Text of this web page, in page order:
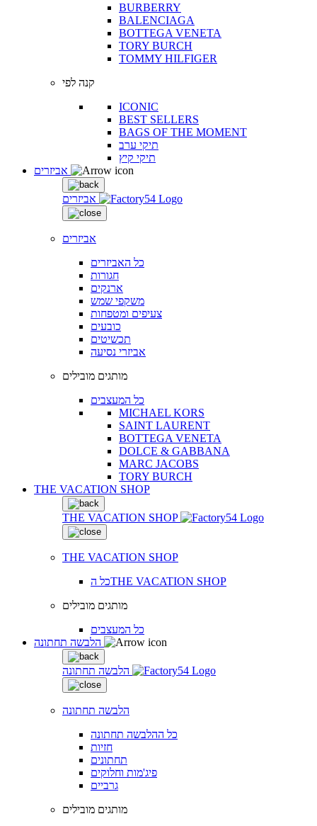
BURBERRY
BALENCIAGA
BOTTEGA VENETA
TORY BURCH
TOMMY HILFIGER
קנה לפי
ICONIC
BEST SELLERS
BAGS OF THE MOMENT
תיקי ערב
תיקי קיץ
אביזרים
אביזרים
כל האביזרים
חגורות
ארנקים
משקפי שמש
צעיפים ומטפחות
כובעים
תכשיטים
אביזרי נסיעה
מותגים מובילים
כל המעצבים
MICHAEL KORS
SAINT LAURENT
BOTTEGA VENETA
DOLCE & GABBANA
MARC JACOBS
TORY BURCH
THE VACATION SHOP
THE VACATION SHOP
THE VACATION SHOP
כל הTHE VACATION SHOP
מותגים מובילים
כל המעצבים
הלבשה תחתונה
הלבשה תחתונה
כל ההלבשה תחתונה
חזיות
תחתונים
פיג'מות וחלוקים
גרביים
מותגים מובילים